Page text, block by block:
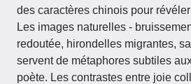
des caractères chinois pour
Les images naturelles -
redoutée, hirondelles migrantes,
servent de métaphores subtiles
poète. Les contrastes entre joie